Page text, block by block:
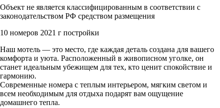
Объект не является классифицированным в соответствии с
законодательством РФ средством размещения
10 номеров 2021 г постройки
Наш мотель — это место, где каждая деталь создана для вашего
комфорта и уюта. Расположенный в живописном уголке, он
станет идеальным убежищем для тех, кто ценит спокойствие и
гармонию.
Современные номера с теплым интерьером, мягким светом и
всем необходимым для отдыха подарят вам ощущение
домашнего тепла.